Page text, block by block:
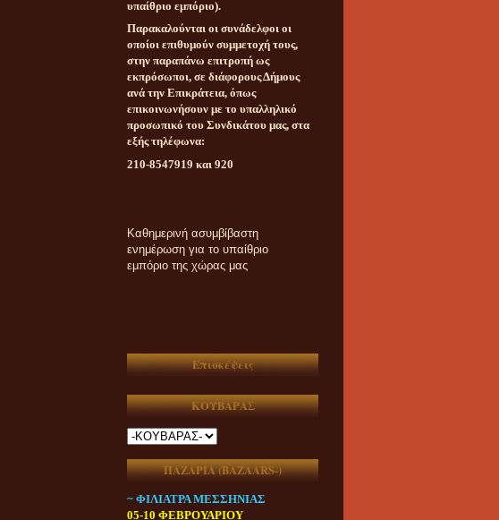
υπαίθριο εμπόριο).
Παρακαλούνται οι συνάδελφοι οι
οποίοι επιθυμούν συμμετοχή τους,
στην παραπάνω επιτροπή ως
εκπρόσωποι, σε διάφορους Δήμους
ανά την Επικράτεια, όπως
επικοινωνήσουν με το υπαλληλικό
προσωπικό του Συνδικάτου μας, στα
εξής τηλέφωνα:
210-8547919 και 920
ενημέρωση για το υπαίθριο
εμπόριο της χώρας μας
Επισκέψεις
ΚΟΥΒΑΡΑΣ
ΠΑΖΑΡΙΑ (ΒAZAARS-)
~ ΦΙΛΙΑΤΡΑ ΜΕΣΣΗΝΙΑΣ
05-10 ΦΕΒΡΟΥΑΡΙΟΥ